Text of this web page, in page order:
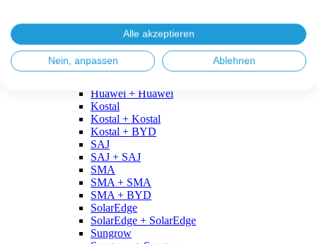
Fronius + BYD
GoodWe
GoodWe + GoodWe
GoodWe + BYD
Huawei + Huawei
Kostal
Kostal + Kostal
Kostal + BYD
SAJ
SAJ + SAJ
SMA
SMA + SMA
SMA + BYD
SolarEdge
SolarEdge + SolarEdge
Sungrow
Alle akzeptieren
Nein, anpassen Ablehnen